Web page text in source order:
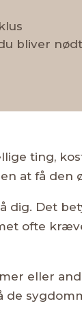
bliver
ting,
at få den
dig. Det
ofte
eller
de